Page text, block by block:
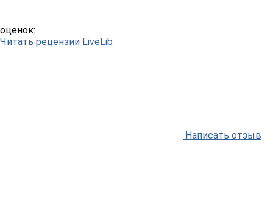
оценок:
Читать рецензии LiveLib
Написать отзыв